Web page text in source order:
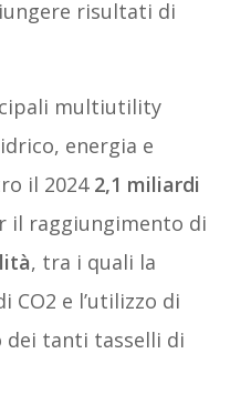
risultati di
multiutility
energia e
il 2024 2,1 miliardi
il raggiungimento di
, tra i quali la
CO2 e l’utilizzo di
dei tanti tasselli di